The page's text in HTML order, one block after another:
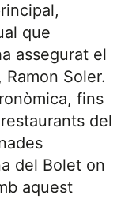
que
assegurat el
Soler.
fins
del
del Bolet on
aquest